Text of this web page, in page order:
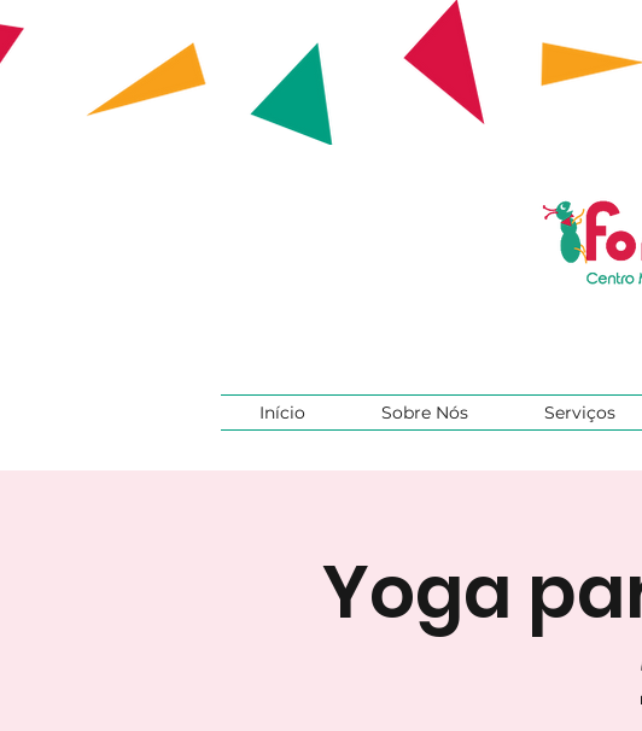
Início Sobre Nós Serviços
Yoga